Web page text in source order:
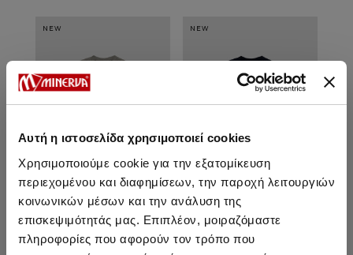
Αυτή η ιστοσελίδα χρησιμοποιεί cookies
Χρησιμοποιούμε cookie για την εξατομίκευση
περιεχομένου και διαφημίσεων, την παροχή λειτουργιών
κοινωνικών μέσων και την ανάλυση της
επισκεψιμότητάς μας. Επιπλέον, μοιραζόμαστε
πληροφορίες που αφορούν τον τρόπο που
NEW
Boxing Κοντομάνικη
NEW
Boxing Κοντομάνικη